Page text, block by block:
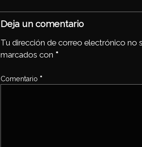
Ap
ook
Deja un comentario
Tu dirección de correo electrónico no
marcados con *
Comentario *